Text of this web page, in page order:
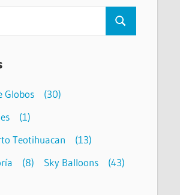
Globos
(30)
(1)
Teotihuacan
(13)
(8) Sky Balloons (43)